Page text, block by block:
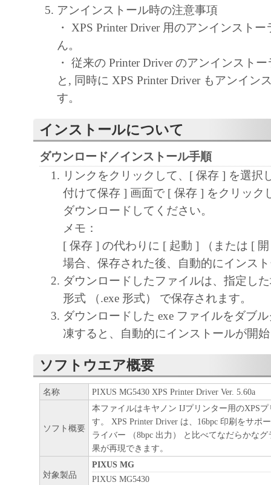
アンインストール時の注意事項
・ XPS Printer Driver 用のアンインスト
ん。
・ 従来の Printer Driver のアンインスト
と, 同時に XPS Printer Driver もアンイン
す。
インストールについて
ダウンロード／インストール手順
リンクをクリックして、[ 保存 ] を選択
付けて保存 ] 画面で [ 保存 ] をクリック
ダウンロードしてください。
メモ：
[ 保存 ] の代わりに [ 起動 ] （または [
場合、保存された後、自動的にインス
ダウンロードしたファイルは、指定し
形式 （.exe 形式） で保存されます。
ダウンロードした exe ファイルをダブ
凍すると、自動的にインストールが開
ソフトウエア概要
名称 PIXUS MG5430 XPS Printer Driver Ver. 5.60a
ソフト概要
本ファイルはキヤノン IJプリンター用のXPS
す。 XPS Printer Driver は、16bpc 印刷をサポ
ライバー （8bpc 出力） と比べてなだらかな
果が再現できます。
対象製品
PIXUS MG
PIXUS MG5430